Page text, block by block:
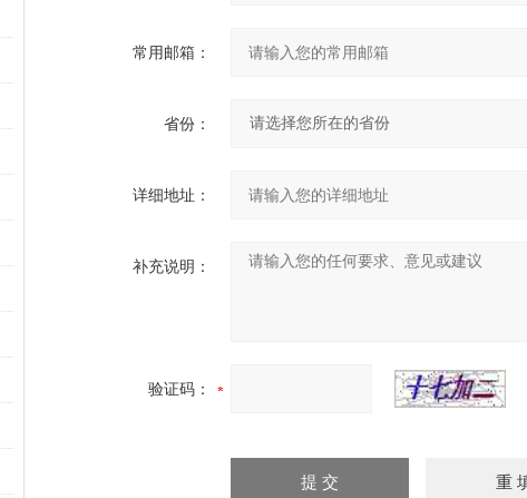
常用邮箱：
省份：
详细地址：
补充说明：
验证码：